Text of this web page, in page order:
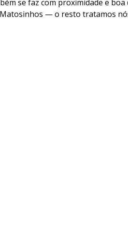
se faz com proximidade e
— o resto tratamos